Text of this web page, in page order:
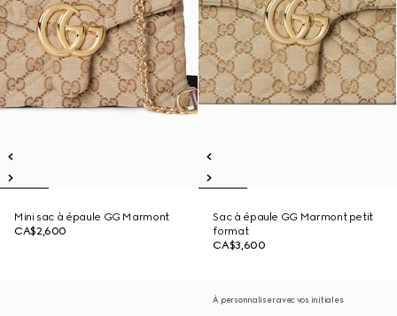
Mini sac à épaule GG Marmont
CA$2,600
Sac à épaule GG Marmont petit
format
CA$3,600
À personnaliser avec vos initiales